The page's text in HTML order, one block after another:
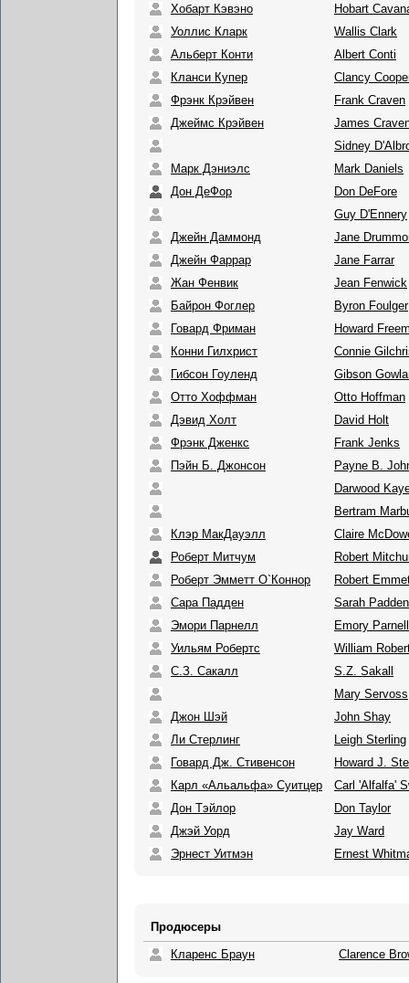
Хобарт Кэвэно
Hobart
Уоллис Кларк
Wallis Clark
Альберт Конти
Albert Conti
Кланси Купер
Clancy
Фрэнк Крэйвен
Frank Craven
Джеймс Крэйвен
James
Sidney
Марк Дэниэлс
Mark Daniels
Дон ДеФор
Don DeFore
Guy D'Ennery
Джейн Даммонд
Jane
Джейн Фаррар
Jane Farrar
Жан Фенвик
Jean Fenwick
Байрон Фоглер
Byron Foulger
Говард Фриман
Howard
Конни Гилхрист
Connie
Гибсон Гоуленд
Gibson
Отто Хоффман
Otto Hoffman
Дэвид Холт
David Holt
Фрэнк Дженкс
Frank Jenks
Пэйн Б. Джонсон
Payne B.
Darwood
Bertram
Клэр МакДауэлл
Claire
Роберт Митчум
Robert
Роберт Эмметт О`Коннор
Robert
Сара Падден
Sarah Padden
Эмори Парнелл
Emory Parnell
Уильям Робертс
William
С.З. Сакалл
S.Z. Sakall
Mary Servoss
Джон Шэй
John Shay
Ли Стерлинг
Leigh Sterling
Говард Дж. Стивенсон
Howard J.
Карл «Альальфа» Суитцер
Carl 'Alfalfa'
Дон Тэйлор
Don Taylor
Джэй Уорд
Jay Ward
Эрнест Уитмэн
Ernest
Продюсеры
Кларенс Браун
Clarence